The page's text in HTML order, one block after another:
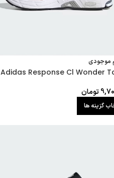
موجودی
Adidas Response Cl Wonder
تومان
گزینه ها